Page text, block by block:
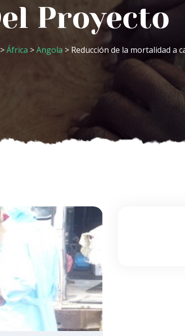
Proyecto
>África >Angola > Reducción de la mortalidad a